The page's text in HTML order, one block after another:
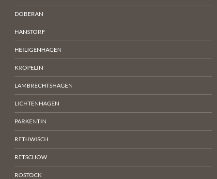
DOBERAN
HANSTORF
HEILIGENHAGEN
KRÖPELIN
LAMBRECHTSHAGEN
LICHTENHAGEN
PARKENTIN
RETHWISCH
RETSCHOW
ROSTOCK